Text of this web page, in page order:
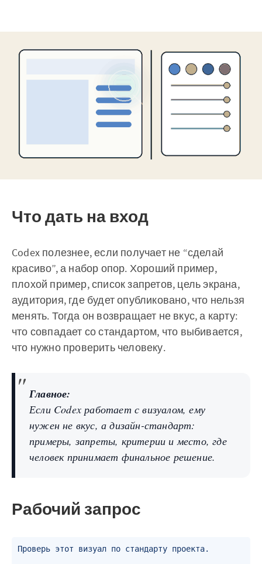
Что дать на вход
Codex полезнее, если получает не “сделай
красиво”, а набор опор. Хороший пример,
плохой пример, список запретов, цель экрана,
аудитория, где будет опубликовано, что нельзя
менять. Тогда он возвращает не вкус, а карту:
что совпадает со стандартом, что выбивается,
что нужно проверить человеку.
Главное:
Если Codex работает с визуалом, ему
нужен не вкус, а дизайн-стандарт:
примеры, запреты, критерии и место, где
человек принимает финальное решение.
Рабочий запрос
Проверь этот визуал по стандарту проекта.